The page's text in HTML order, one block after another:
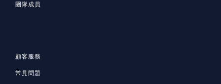
團隊成員
顧客服務
常見問題